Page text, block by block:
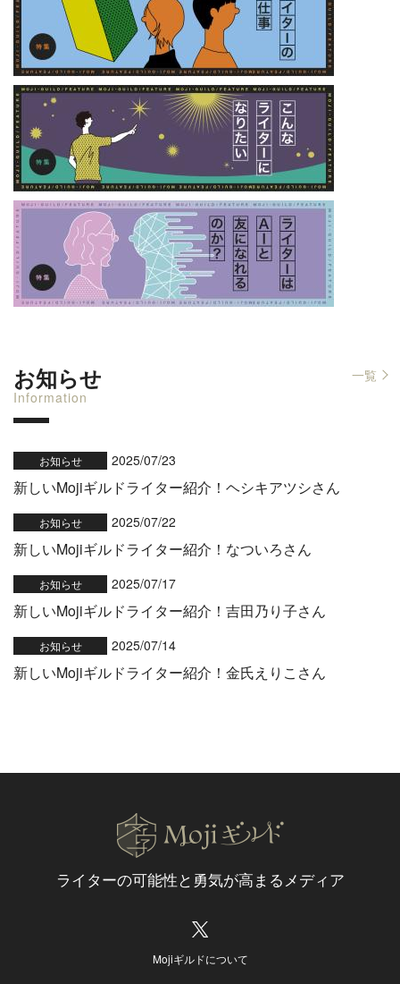
お知らせ
Information
一覧
お知らせ 2025/07/23
新しいMojiギルドライター紹介！ヘシキアツシさん
お知らせ 2025/07/22
新しいMojiギルドライター紹介！なついろさん
お知らせ 2025/07/17
新しいMojiギルドライター紹介！吉田乃り子さん
お知らせ 2025/07/14
新しいMojiギルドライター紹介！金氏えりこさん
ライターの可能性と 勇気が高まるメディア
Mojiギルドについて